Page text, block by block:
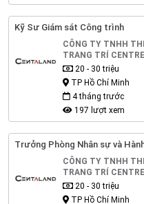
Kỹ Sư Giám sát Công trình
CÔNG TY TNHH
TRANG TRÍ
20 - 30 triệu
TP Hồ Chí Minh
4 tháng trước
197 lượt xem
Trưởng Phòng Nhân sự và
CÔNG TY TNHH
TRANG TRÍ
20 - 30 triệu
TP Hồ Chí Minh